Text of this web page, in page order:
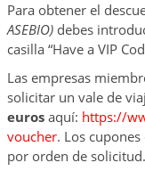
Para obtener el
ASEBIO) debes
casilla “Have a VIP
Las empresas
solicitar un vale de
euros aquí: https://
voucher. Los
por orden de solicitud.